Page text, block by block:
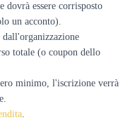
dovrà essere corrisposto
un acconto).
totale (o coupon dello
minimo, l'iscrizione verrà
.